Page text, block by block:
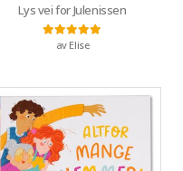
Lys vei for Julenissen
Vurdert5
av Elise